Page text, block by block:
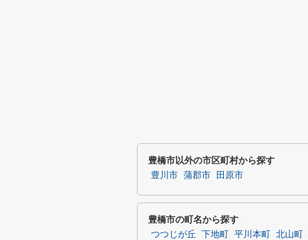
豊橋市以外の市区町村から探す
豊川市 蒲郡市 田原市
豊橋市の町名から探す
つつじが丘 下地町 平川本町 北山町